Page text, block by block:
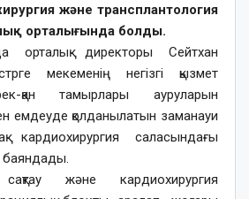
және трансплантология
орталығында болды.
орталық директоры Сейтхан
мекеменің негізгі қызмет
қан тамырлары ауруларын
емдеуде қолданылатын заманауи
кардиохирургия саласындағы
баяндады.
және кардиохирургия